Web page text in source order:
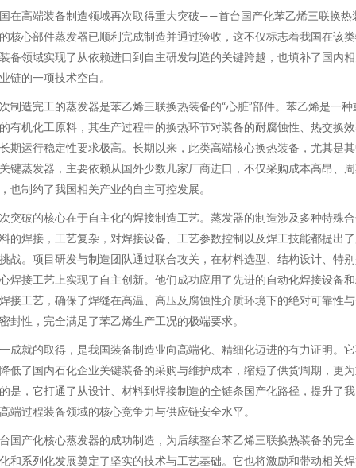
在高端装备制造领域再次取得重大突破——首台国产化苯乙烯三联换热
核心部件蒸发器已顺利完成制造并通过验收，这不仅标志着我国在该
备领域实现了从依赖进口到自主研发制造的关键跨越，也填补了国内
链的一项技术空白。
制造完工的蒸发器是苯乙烯三联换热装备的“心脏”部件。苯乙烯是一种
有机化工原料，其生产过程中的换热环节对装备的耐腐蚀性、热交换
期运行稳定性要求极高。长期以来，此类高端核心换热装备，尤其是
键蒸发器，主要依赖从国外少数几家厂商进口，不仅采购成本高昂、
也制约了我国相关产业的自主可控发展。
突破的核心在于自主化的焊接制造工艺。蒸发器的制造涉及多种特殊
的焊接，工艺复杂，对焊接设备、工艺参数控制以及焊工技能都提出
战。项目研发与制造团队通过联合攻关，在材料选型、结构设计、特
焊接工艺上实现了自主创新。他们成功应用了先进的自动化焊接设备
接工艺，确保了焊缝在高温、高压及腐蚀性介质环境下的绝对可靠性
封性，完全满足了苯乙烯生产工况的极端要求。
成就的取得，是我国装备制造业向高端化、精细化迈进的有力证明。
低了国内石化企业关键装备的采购与维护成本，缩短了供货周期，更
是，它打通了从设计、材料到焊接制造的全链条国产化路径，提升了
端过程装备领域的核心竞争力与供应链安全水平。
国产化核心蒸发器的成功制造，为后续整台苯乙烯三联换热装备的完
和系列化发展奠定了坚实的技术与工艺基础。它也将激励和带动相关